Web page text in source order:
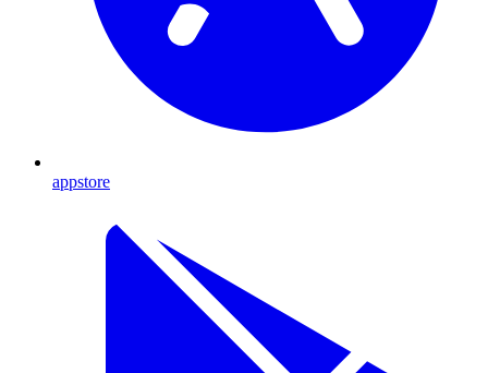
appstore